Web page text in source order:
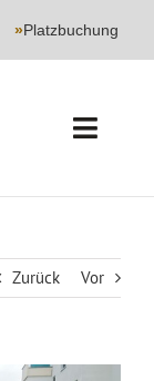
»Platzbuchung
Zurück Vor